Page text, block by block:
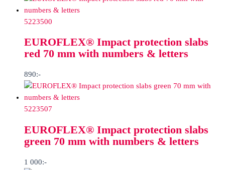
5223500
EUROFLEX® Impact protection slabs
red 70 mm with numbers & letters
890:-
5223507
EUROFLEX® Impact protection slabs
green 70 mm with numbers & letters
1 000:-